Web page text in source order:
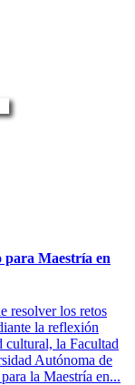
para Maestría en
resolver los retos
la reflexión
cultural, la Facultad
Autónoma de
la Maestría en...